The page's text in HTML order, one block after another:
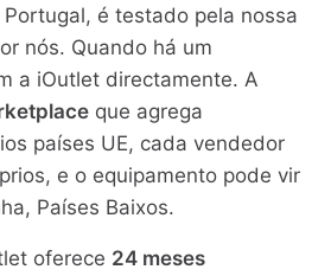
é testado pela nossa
nós. Quando há um
a iOutlet directamente. A
que agrega
países UE, cada vendedor
e o equipamento pode vir
Países Baixos.
oferece 24 meses